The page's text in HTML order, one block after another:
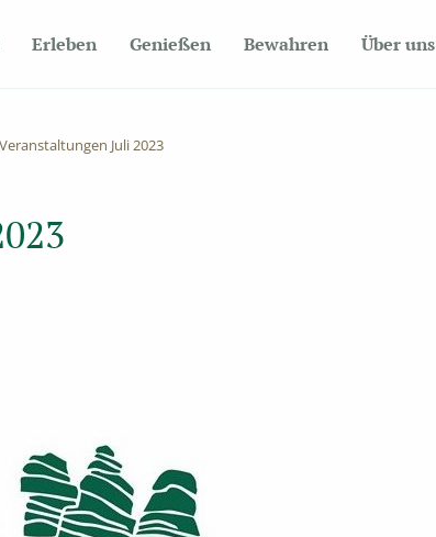
Erleben Genießen Bewahren Über uns
Veranstaltungen Juli 2023